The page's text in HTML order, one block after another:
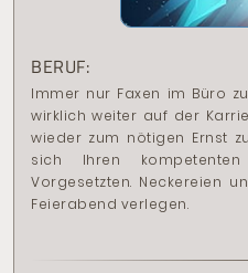
BERUF:
Immer nur Faxen im Büro
wirklich weiter auf der
wieder zum nötigen Ernst
sich Ihren
Vorgesetzten. Neckereien
Feierabend verlegen.